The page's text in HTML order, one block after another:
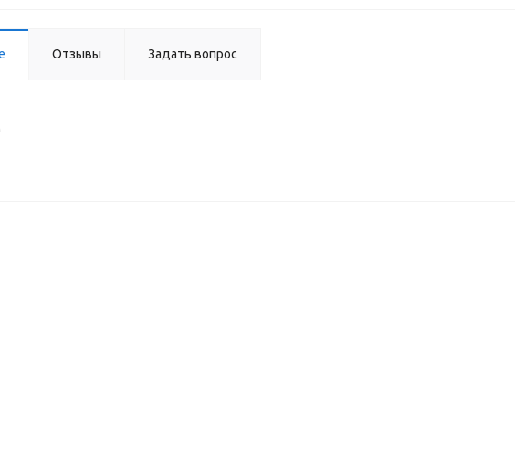
Отзывы Задать вопрос